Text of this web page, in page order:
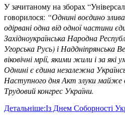
У зачитаному на зборах
говорилося: “Однині воєдино
одірвані одна від одної частини
Західноукраїнська Народна
Угорська Русь) і Наддніпрянська
віковічні мрії, якими жили і за
Однині є єдина незалежна
Наступного дня Акт злуки майже
Трудовий конгрес України.
Детальніше:Із Днем Соборності